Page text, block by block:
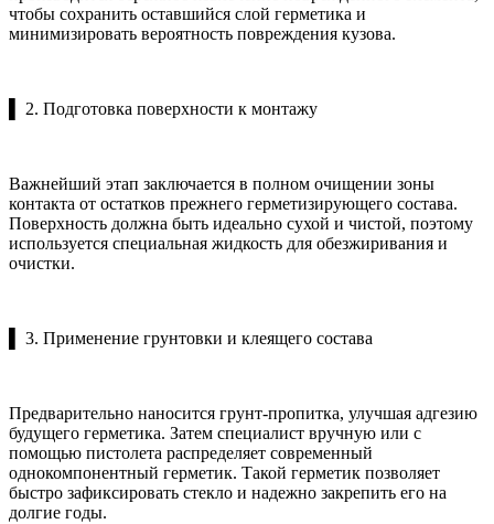
чтобы сохранить оставшийся слой герметика и
минимизировать вероятность повреждения кузова.
▌ 2. Подготовка поверхности к монтажу
Важнейший этап заключается в полном очищении зоны
контакта от остатков прежнего герметизирующего состава.
Поверхность должна быть идеально сухой и чистой, поэтому
используется специальная жидкость для обезжиривания и
очистки.
▌ 3. Применение грунтовки и клеящего состава
Предварительно наносится грунт-пропитка, улучшая адгезию
будущего герметика. Затем специалист вручную или с
помощью пистолета распределяет современный
однокомпонентный герметик. Такой герметик позволяет
быстро зафиксировать стекло и надежно закрепить его на
долгие годы.